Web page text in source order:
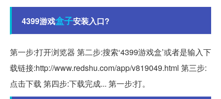
4399游戏盒子安装入口?
第一步:打开浏览器 第二步:搜索‘4399游戏盒’或者是输入下
载链接:http://www.redshu.com/app/v819049.html 第三步:
点击下载 第四步:下载完成... 第一步:打。